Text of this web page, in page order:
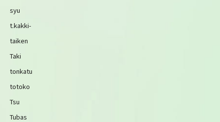
syu
t.kakki-
taiken
Taki
tonkatu
totoko
Tsu
Tubas